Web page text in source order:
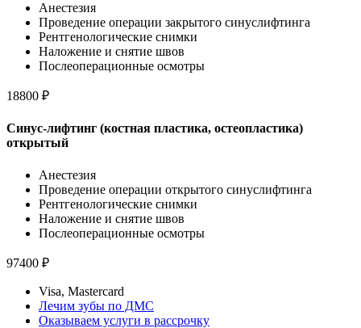
Анестезия
Проведение операции закрытого синуслифтинга
Рентгенологические снимки
Наложение и снятие швов
Послеоперационные осмотры
18800 ₽
Синус-лифтинг (костная пластика, остеопластика)
открытый
Анестезия
Проведение операции открытого синуслифтинга
Рентгенологические снимки
Наложение и снятие швов
Послеоперационные осмотры
97400 ₽
Visa, Mastercard
Лечим зубы по ДМС
Оказываем услуги в рассрочку